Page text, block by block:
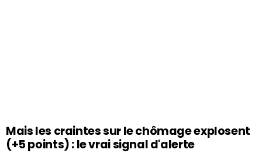
Mais les craintes sur le chômage explosent
(+5 points) : le vrai signal d'alerte